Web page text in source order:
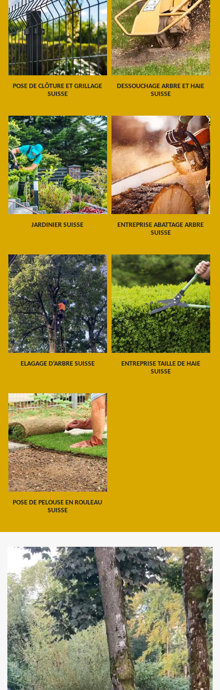
POSE DE CLÔTURE ET GRILLAGE
SUISSE
DESSOUCHAGE ARBRE ET HAIE
SUISSE
JARDINIER SUISSE
ENTREPRISE ABATTAGE ARBRE
SUISSE
ELAGAGE D'ARBRE SUISSE
ENTREPRISE TAILLE DE HAIE
SUISSE
POSE DE PELOUSE EN ROULEAU
SUISSE